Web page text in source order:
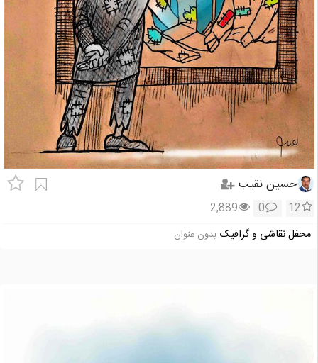
حسین نقیب
12
0
2,889
محفل نقاشی و گرافیک بدون عنوان